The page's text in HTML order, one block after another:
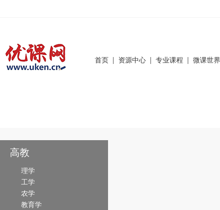
首页 | 资源中心 | 专业课程 | 微课世界
高教
理学
工学
农学
教育学